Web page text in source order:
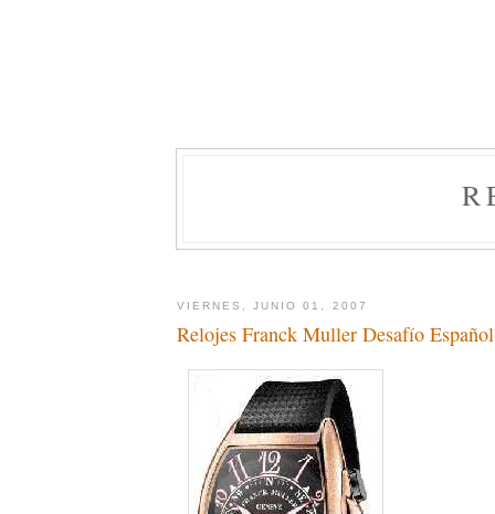
VIERNES, JUNIO 01, 2007
Relojes Franck Muller Desafío Español